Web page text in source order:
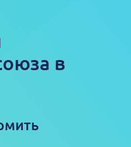
в